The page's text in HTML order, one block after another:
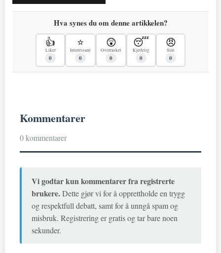
Hva synes du om denne artikkelen?
👍
Liker
0
⭐
Interessant
0
😲
Overrasket
0
😴
Kjedelig
0
😠
Sint
0
Kommentarer
0 kommentarer
Vi godtar kun kommentarer fra registrerte
brukere.Dette gjør vi for å opprettholde en trygg
og respektfull debatt, samt for å unngå spam og
misbruk. Registrering er gratis og tar bare noen
sekunder.